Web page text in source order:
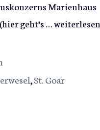
Marienhaus
geht’s …weiterlesen
,St. Goar